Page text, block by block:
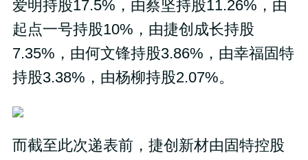
爱明持股17.5%，由蔡坚持股11.26%，由
起点一号持股10%，由捷创成长持股
7.35%，由何文锋持股3.86%，由幸福固特
持股3.38%，由杨柳持股2.07%。
而截至此次递表前，捷创新材由固特控股